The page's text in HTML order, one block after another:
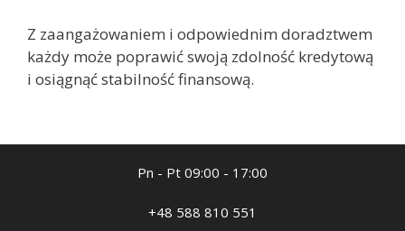
Z zaangażowaniem i odpowiednim doradztwem
każdy może poprawić swoją zdolność kredytową
i osiągnąć stabilność finansową.
Pn - Pt 09:00 - 17:00
+48 588 810 551